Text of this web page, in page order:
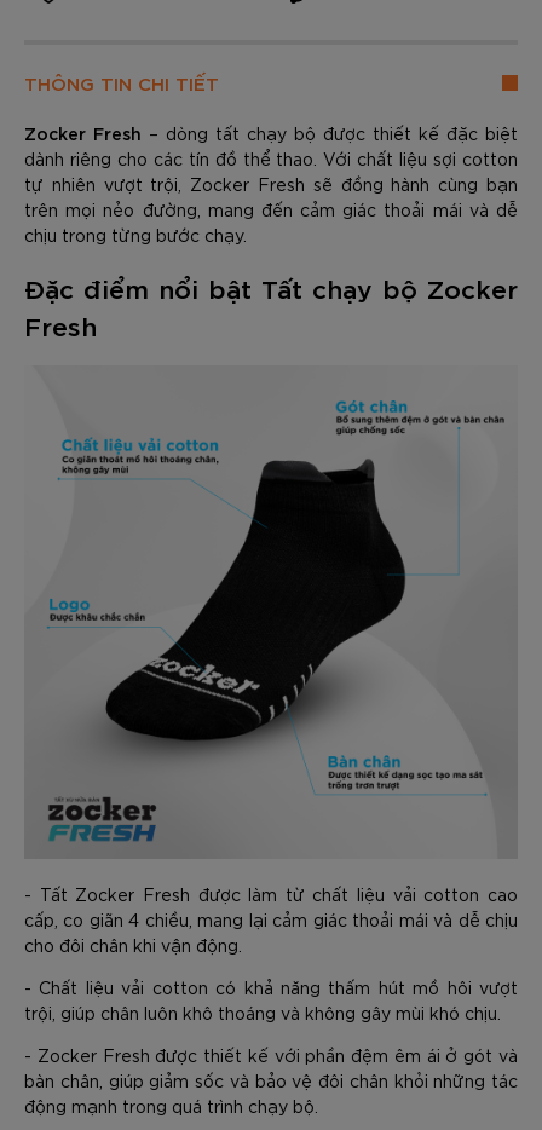
THÔNG TIN CHI TIẾT
Zocker Fresh – dòng tất chạy bộ được thiết kế đặc biệt
dành riêng cho các tín đồ thể thao. Với chất liệu sợi cotton
tự nhiên vượt trội, Zocker Fresh sẽ đồng hành cùng bạn
trên mọi nẻo đường, mang đến cảm giác thoải mái và dễ
chịu trong từng bước chạy.
Đặc điểm nổi bật Tất chạy bộ Zocker
Fresh
- Tất Zocker Fresh được làm từ chất liệu vải cotton cao
cấp, co giãn 4 chiều, mang lại cảm giác thoải mái và dễ chịu
cho đôi chân khi vận động.
- Chất liệu vải cotton có khả năng thấm hút mồ hôi vượt
trội, giúp chân luôn khô thoáng và không gây mùi khó chịu.
- Zocker Fresh được thiết kế với phần đệm êm ái ở gót và
bàn chân, giúp giảm sốc và bảo vệ đôi chân khỏi những tác
động mạnh trong quá trình chạy bộ.